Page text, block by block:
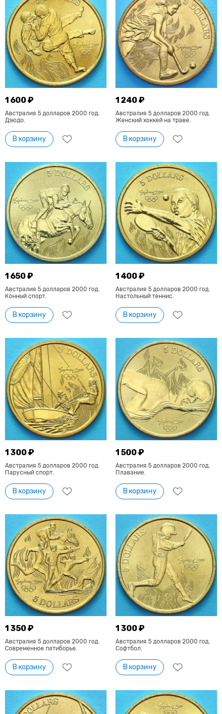
1 600 ₽
Австралия 5 долларов 2000 год.
Дзюдо.
В корзину
1 240 ₽
Австралия 5 долларов 2000 год.
Женский хоккей на траве.
В корзину
1 650 ₽
Австралия 5 долларов 2000 год.
Конный спорт.
В корзину
1 400 ₽
Австралия 5 долларов 2000 год.
Настольный теннис.
В корзину
1 300 ₽
Австралия 5 долларов 2000 год.
Парусный спорт.
В корзину
1 500 ₽
Австралия 5 долларов 2000 год.
Плавание.
В корзину
1 350 ₽
Австралия 5 долларов 2000 год.
Современное пятиборье.
В корзину
1 300 ₽
Австралия 5 долларов 2000 год.
Софтбол.
В корзину